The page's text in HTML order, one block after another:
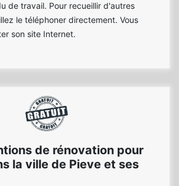
de travail. Pour recueillir d'autres
le téléphoner directement. Vous
son site Internet.
de rénovation pour
la ville de Pieve et ses